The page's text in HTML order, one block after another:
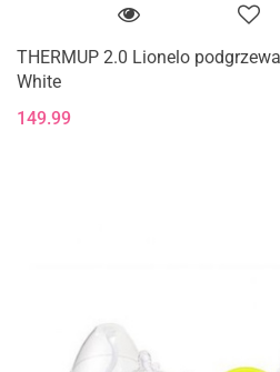
THERMUP 2.0 Lionelo
White
149.99